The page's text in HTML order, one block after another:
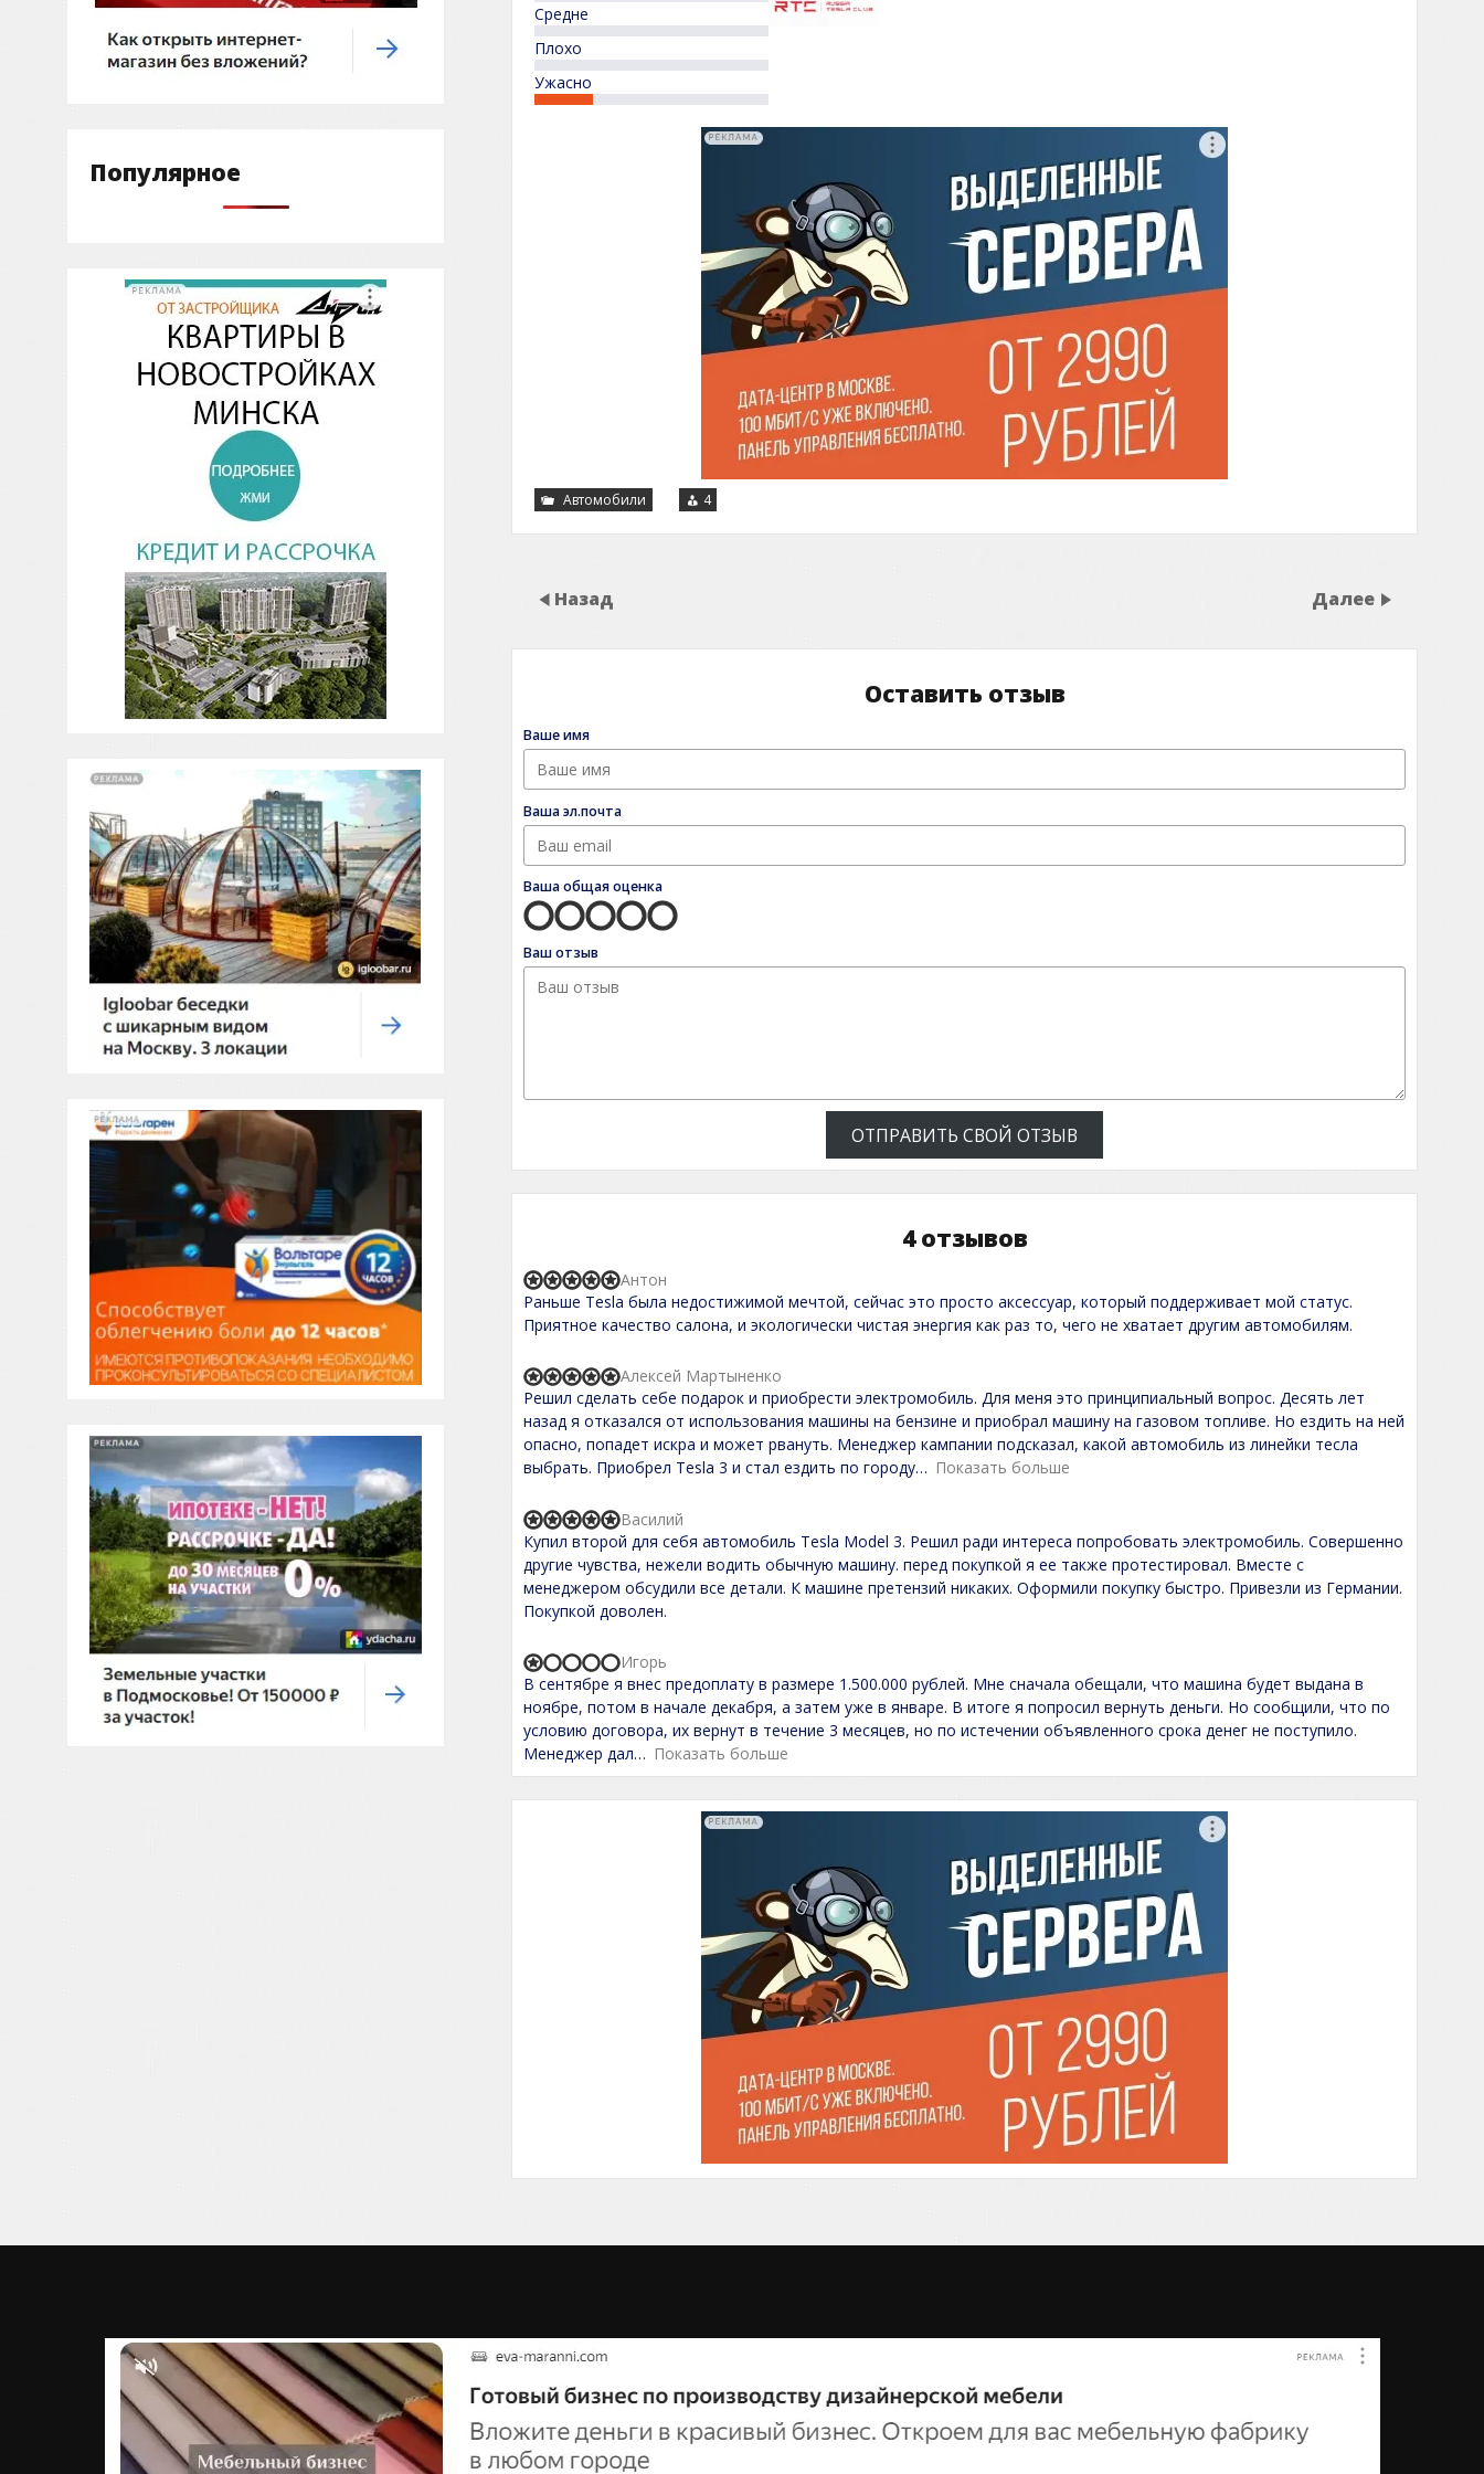
Средне
Плохо
Ужасно
Автомобили 4
Назад Далее
Оставить отзыв
Ваше имя
Ваша эл.почта
Ваша общая оценка
Ваш отзыв
ОТПРАВИТЬ СВОЙ ОТЗЫВ
4 отзывов
R
a
t
5
,
0
o
u
t
5
Раньше Tesla была недостижимой мечтой, сейчас это просто аксессуар, который поддерживает мой статус.
Приятное качество салона, и экологически чистая энергия как раз то, чего не хватает другим автомобилям.
Антон
R
a
t
e
d
5
0
o
u
t
o
f
5
Решил сделать себе подарок и приобрести электромобиль. Для меня это принципиальный вопрос. Десять лет
назад я отказался от использования машины на бензине и приобрал машину на газовом топливе. Но ездить на ней
опасно, попадет искра и может рвануть. Менеджер кампании подсказал, какой автомобиль из линейки тесла
выбрать. Приобрел Tesla 3 и стал ездить по городу
Показать больше
Алексей Мартыненко
R
a
t
d
5
0
o
u
t
o
f
5
Купил второй для себя автомобиль Tesla Model 3. Решил ради интереса попробовать электромобиль. Совершенно
другие чувства, нежели водить обычную машину. перед покупкой я ее также протестировал. Вместе с
менеджером обсудили все детали. К машине претензий никаких. Оформили покупку быстро. Привезли из Германии.
Покупкой доволен.
Василий
R
a
t
e
d
1
,
В сентябре я внес предоплату в размере 1.500.000 рублей. Мне сначала обещали, что машина будет выдана в
ноябре, потом в начале декабря, а затем уже в январе. В итоге я попросил вернуть деньги. Но сообщили, что по
условию договора, их вернут в течение 3 месяцев, но по истечении объявленного срока денег не поступило.
Менеджер дал
Показать больше
Игорь
Популярное